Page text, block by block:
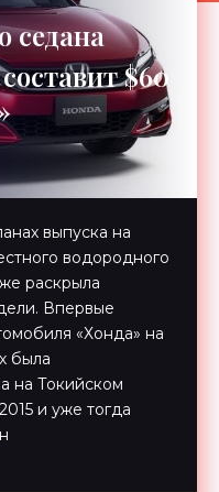
седана
$60
выпуска на
водородного
раскрыла
Впервые
«Хонда» на
была
на Токийском
и уже тогда